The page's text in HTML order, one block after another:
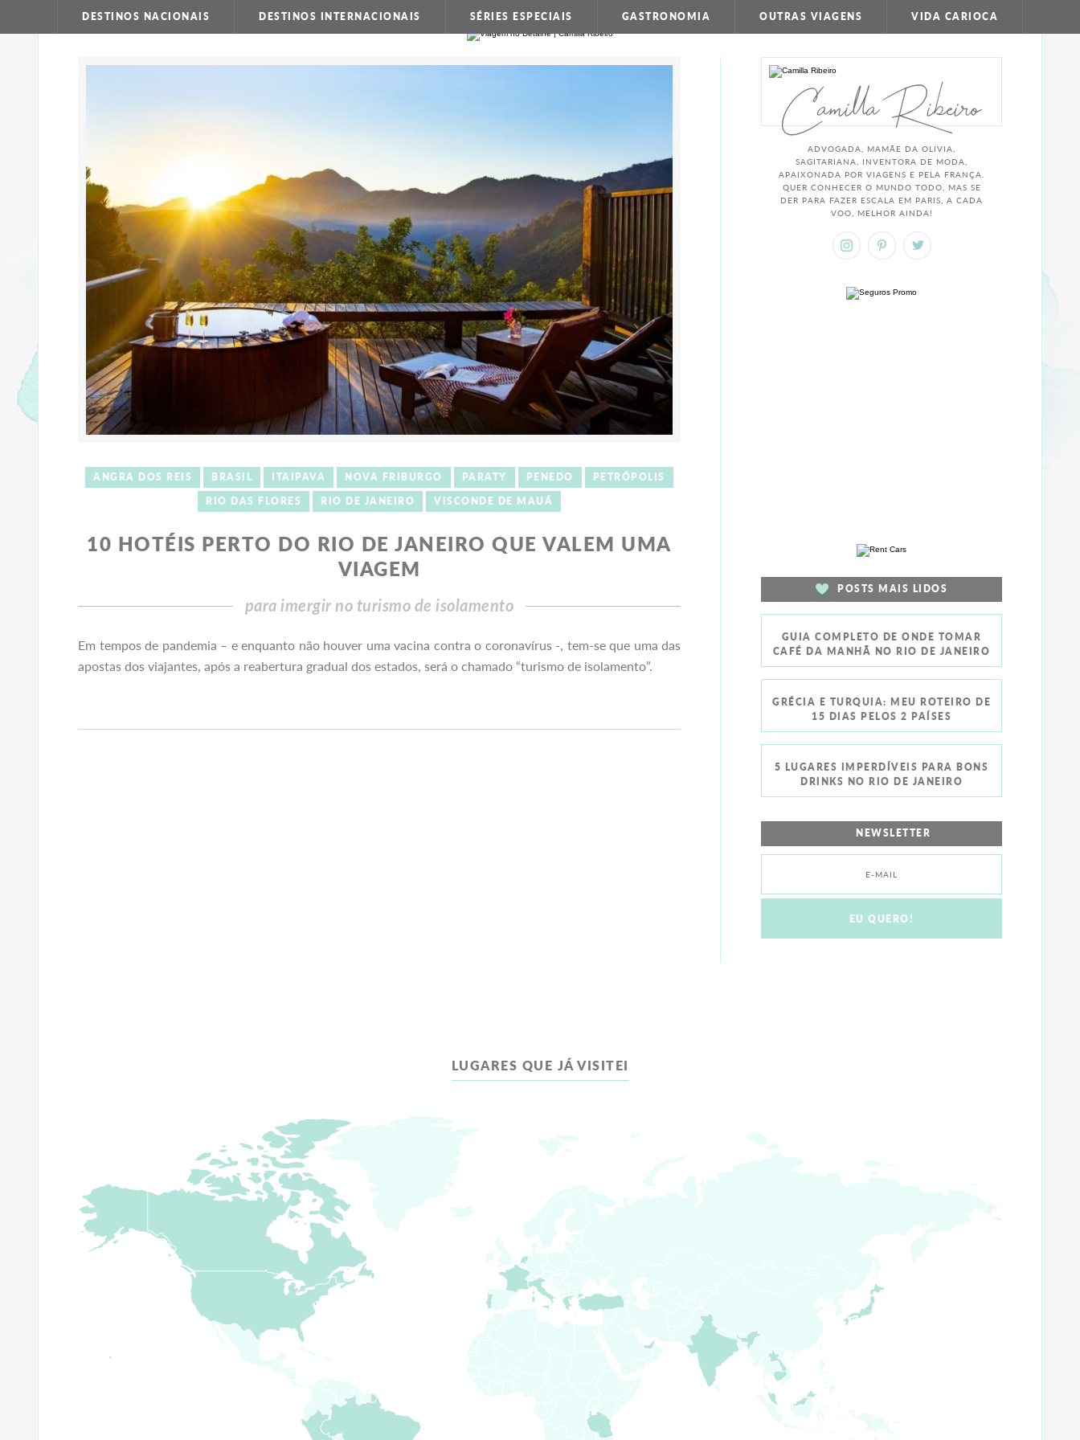
DESTINOS NACIONAIS DESTINOS INTERNACIONAIS SÉRIES ESPECIAIS GASTRONOMIA OUTRAS VIAGENS VIDA CARIOCA
PERSONALIZADOS
ANGRA DOS REIS BRASIL ITAIPAVA NOVA FRIBURGO PARATY PENEDO
PETRÓPOLIS
RIO DAS FLORES
RIO DE JANEIRO VISCONDE DE MAUÁ
10 HOTÉIS PERTO DO RIO DE JANEIRO QUE VALEM UMA
VIAGEM
para imergir no turismo de isolamento
Em tempos de pandemia – e enquanto não houver uma vacina contra o coronavírus -, tem-se que uma das
apostas dos viajantes, após a reabertura gradual dos estados, será o chamado “turismo de isolamento”.
Camilla Ribeiro
ADVOGADA, MAMÃE DA OLIVIA,
SAGITARIANA, INVENTORA DE MODA,
APAIXONADA POR VIAGENS E PELA FRANÇA.
QUER CONHECER O MUNDO TODO, MAS SE
DER PARA FAZER ESCALA EM PARIS, A CADA
VOO, MELHOR AINDA!
POSTS MAIS LIDOS
GUIA COMPLETO DE ONDE TOMAR
CAFÉ DA MANHÃ NO RIO DE JANEIRO
GRÉCIA E TURQUIA: MEU ROTEIRO DE
15 DIAS PELOS 2 PAÍSES
5 LUGARES IMPERDÍVEIS PARA BONS
DRINKS NO RIO DE JANEIRO
NEWSLETTER
LUGARES QUE JÁ VISITEI